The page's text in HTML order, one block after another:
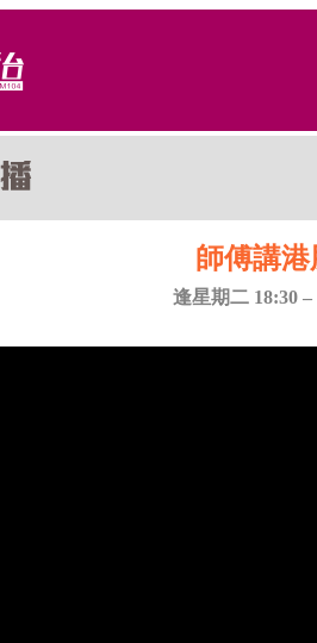
師傅講港
逢星期二 18:30 –